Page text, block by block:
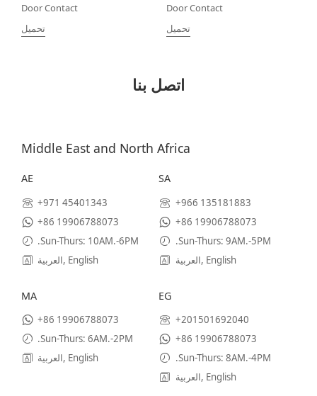
Door Contact
تحميل
Door Contact
تحميل
اتصل بنا
Middle East and North Africa
AE
+971 45401343
+86 19906788073
.Sun-Thurs: 10AM.-6PM
العربية, English
SA
+966 135181883
+86 19906788073
.Sun-Thurs: 9AM.-5PM
العربية, English
MA
+86 19906788073
.Sun-Thurs: 6AM.-2PM
العربية, English
EG
+201501692040
+86 19906788073
.Sun-Thurs: 8AM.-4PM
العربية, English